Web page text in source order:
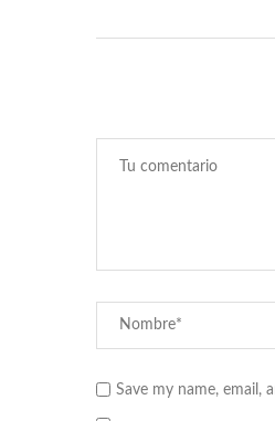
Save my name, email,